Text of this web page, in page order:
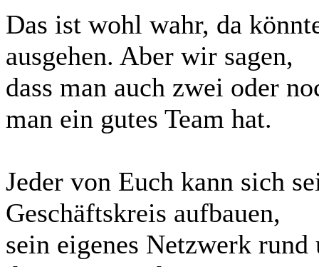
Das ist wohl wahr, da
ausgehen. Aber wir sagen,
dass man auch zwei oder
man ein gutes Team hat.
Jeder von Euch kann sich
Geschäftskreis aufbauen,
sein eigenes Netzwerk